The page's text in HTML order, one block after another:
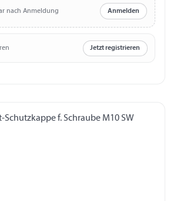
nach Anmeldung Anmelden
Jetzt registrieren